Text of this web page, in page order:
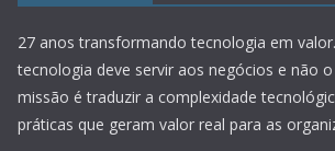
27 anos transformando tecnologia em valor.
tecnologia deve servir aos negócios e não
missão é traduzir a complexidade
práticas que geram valor real para as